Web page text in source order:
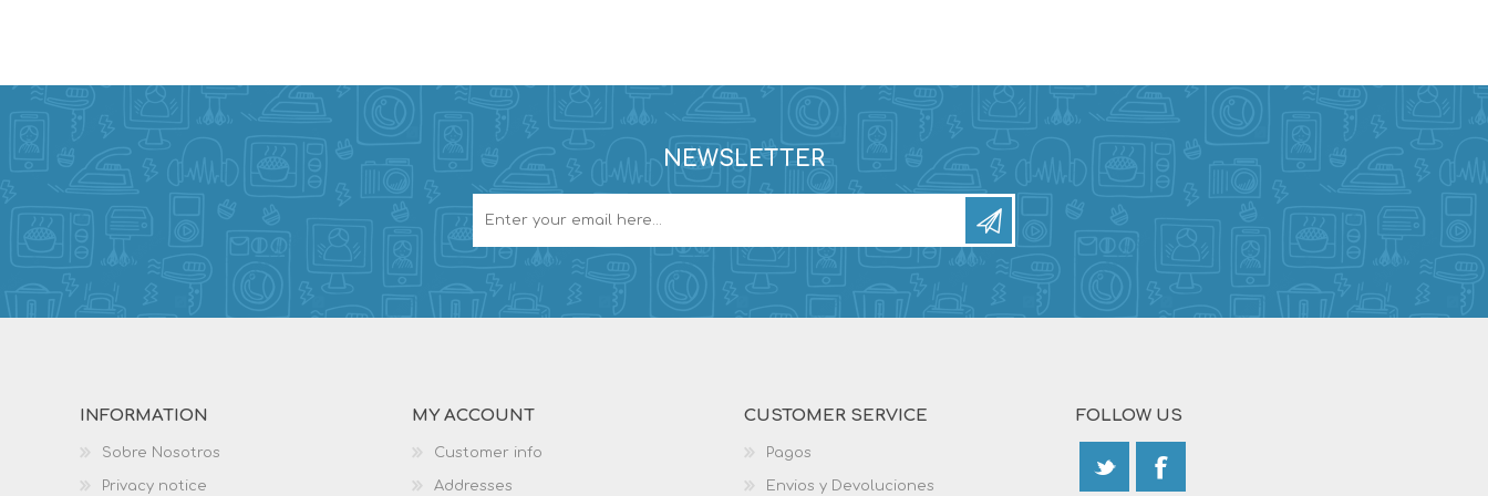
NEWSLETTER
INFORMATION
Sobre Nosotros
Privacy notice
MY ACCOUNT
Customer info
Addresses
CUSTOMER SERVICE
Pagos
Envios y Devoluciones
FOLLOW US